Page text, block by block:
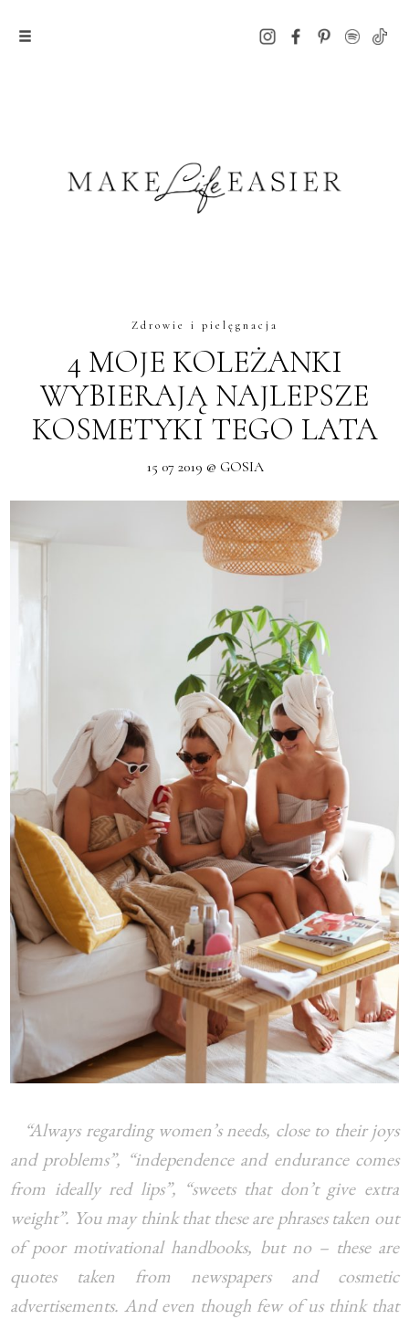
Zdrowie i pielęgnacja
4 MOJE KOLEŻANKI
WYBIERAJĄ NAJLEPSZE
KOSMETYKI TEGO LATA
15 07 2019 @ GOSIA
“Always regarding women’s needs, close to their joys
and problems”, “independence and endurance comes
from ideally red lips”, “sweets that don’t give extra
weight”. You may think that these are phrases taken out
of poor motivational handbooks, but no – these are
quotes taken from newspapers and cosmetic
advertisements. And even though few of us think that